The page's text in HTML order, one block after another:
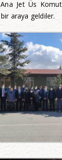
Jet Üs
araya geldiler.